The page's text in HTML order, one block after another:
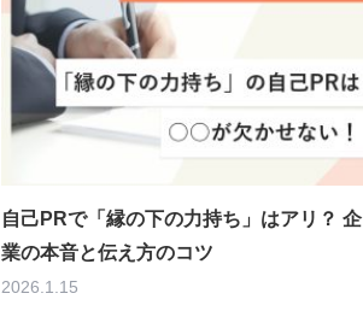
自己PRで「縁の下の力持ち」はアリ？ 企
業の本音と伝え方のコツ
2026.1.15